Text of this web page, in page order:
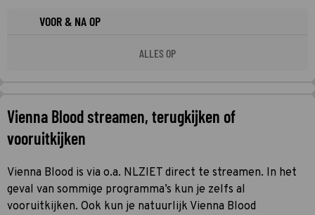
VOOR & NA OP
ALLES OP
Vienna Blood streamen, terugkijken of
vooruitkijken
Vienna Blood is via o.a. NLZIET direct te streamen. In het
geval van sommige programma’s kun je zelfs al
vooruitkijken. Ook kun je natuurlijk Vienna Blood